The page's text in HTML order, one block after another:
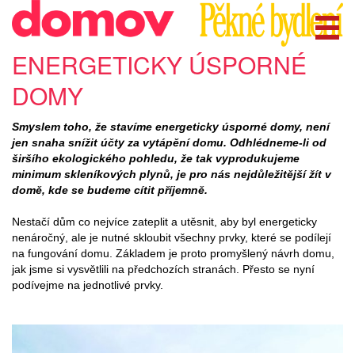
ENERGETICKY ÚSPORNÉ
DOMY
Smyslem toho, že stavíme energeticky úsporné domy, není
jen snaha snížit účty za vytápění domu. Odhlédneme-li od
širšího ekologického pohledu, že tak vyprodukujeme
minimum skleníkových plynů, je pro nás nejdůležitější žít v
domě, kde se budeme cítit příjemně.
Nestačí dům co nejvíce zateplit a utěsnit, aby byl energeticky
nenáročný, ale je nutné skloubit všechny prvky, které se podílejí
na fungování domu. Základem je proto promyšlený návrh domu,
jak jsme si vysvětlili na předchozích stranách. Přesto se nyní
podívejme na jednotlivé prvky.